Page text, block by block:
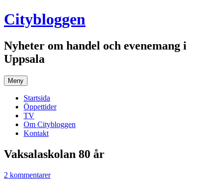
Hoppa
till
Citybloggen
Nyheter om handel och evenemang i
Uppsala
Meny
Startsida
Öppettider
TV
Om Citybloggen
Kontakt
Vaksalaskolan 80 år
2 kommentarer